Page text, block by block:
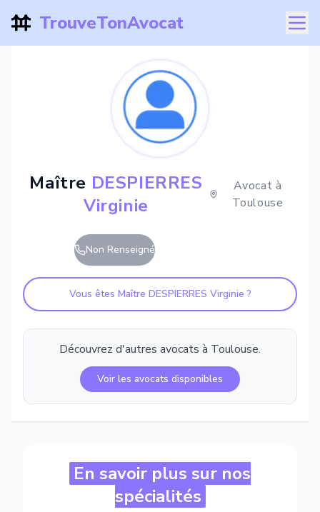
TrouveTonAvocat
Maître DESPIERRES
Virginie
Avocat à
Toulouse
Non Renseigné
Vous êtes Maître DESPIERRES Virginie ?
Découvrez d'autres avocats à Toulouse.
Voir les avocats disponibles
En savoir plus sur nos
spécialités